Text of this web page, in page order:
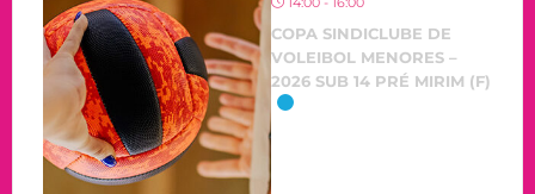
COPA SINDICLUBE DE
VOLEIBOL MENORES –
2026 SUB 14 PRÉ MIRIM (F)